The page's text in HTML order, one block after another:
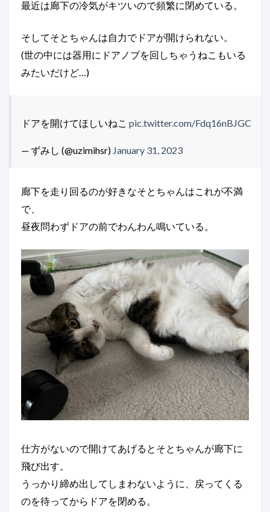
最近は廊下の冷気がキツいので頻繁に閉めている。
そしてそとちゃんは自力でドアが開けられない。
(世の中には器用にドアノブを回しちゃうねこもいる
みたいだけど…)
ドアを開けてほしいねこ pic.twitter.com/Fdq16nBJGC
— ずみし (@uzimihsr) January 31, 2023
廊下を走り回るのが好きなそとちゃんはこれが不満
で、
昼夜問わずドアの前でわんわん鳴いている。
仕方がないので開けてあげるとそとちゃんが廊下に
飛び出す。
うっかり締め出してしまわないように、戻ってくる
のを待ってからドアを閉める。